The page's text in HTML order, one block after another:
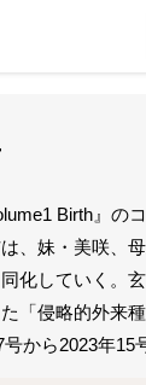
Birth』の
、妹・美咲、
化していく。
「侵略的外来
から2023年15